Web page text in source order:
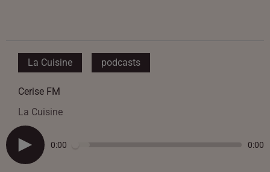
La Cuisine podcasts
Cerise FM
La Cuisine
0:00 0:00